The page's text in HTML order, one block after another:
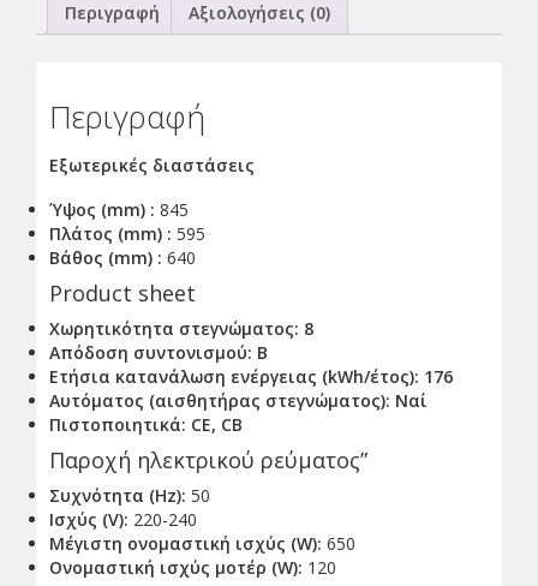
Περιγραφή Αξιολογήσεις (0)
Περιγραφή
Εξωτερικές διαστάσεις
Ύψος (mm) : 845
Πλάτος (mm) : 595
Βάθος (mm) : 640
Product sheet
Χωρητικότητα στεγνώματος: 8
Απόδοση συντονισμού: B
Ετήσια κατανάλωση ενέργειας (kWh/έτος): 176
Αυτόματος (αισθητήρας στεγνώματος): Ναί
Πιστοποιητικά: CE, CB
Παροχή ηλεκτρικού ρεύματος”
Συχνότητα (Hz): 50
Ισχύς (V): 220-240
Μέγιστη ονομαστική ισχύς (W): 650
Ονομαστική ισχύς μοτέρ (W): 120